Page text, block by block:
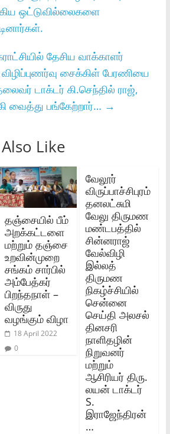
ஒட்டுவில்லைகளை
தேசிய வாக்காளர்‌
சைக்கிள்‌ பேரணியை
டாக்டர்‌ கி.செந்தில்‌ ராஜ்‌,
பங்கேற்றார்‌… →
Like
தஞ்சையில் பீம்
அறக்கட்டளை
மற்றும் தஞ்சை
உறவின்முறை
சங்கம் சார்பில்
அம்பேத்கர்
பிறந்தநாள் –
விருது
வழங்கும் விழா
18 April 2022
0
வேலூர்
விருப்பாச்சிபுரம்
தனலட்சுமி
வேலு திருமண
மண்டபத்தில்
சின்னராஜ்
வேல்விழி
இல்லத்
திருமண
நிகழ்ச்சியில்
சென்னை
செய்தி அலசல்
தினசரி
நாளிதழின்
நிறுவனர்
மற்றும்
ஆசிரியர் திரு.
லயன் டாக்டர்
S.
இராஜேந்திரன்
…